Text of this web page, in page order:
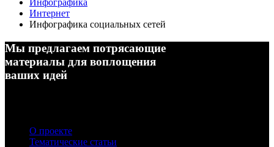
Инфографика
Интернет
Инфографика социальных сетей
Мы предлагаем потрясающие
материалы для воплощения
ваших идей
О проекте
Тематические статьи